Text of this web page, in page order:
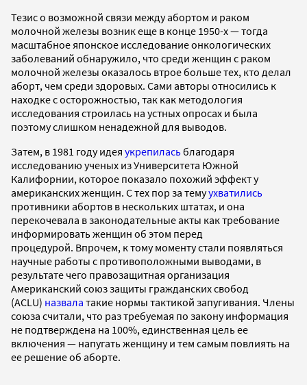
Тезис о возможной связи между абортом и раком
молочной железы возник еще в конце 1950-х — тогда
масштабное японское исследование онкологических
заболеваний обнаружило, что среди женщин с раком
молочной железы оказалось втрое больше тех, кто делал
аборт, чем среди здоровых. Сами авторы относились к
находке с осторожностью, так как методология
исследования строилась на устных опросах и была
поэтому слишком ненадежной для выводов.
Затем, в 1981 году идея укрепиласьблагодаря
исследованию ученых из Университета Южной
Калифорнии, которое показало похожий эффект у
американских женщин. С тех пор за темуухватились
противники абортов в нескольких штатах, и она
перекочевала в законодательные акты как требование
информировать женщин об этом перед
процедурой. Впрочем, к тому моменту стали появляться
научные работы с противоположными выводами, в
результате чего правозащитная организация
Американский союз защиты гражданских свобод
(ACLU) назвала такие нормы тактикой запугивания. Члены
союза считали, что раз требуемая по закону информация
не подтверждена на 100%, единственная цель ее
включения — напугать женщину и тем самым повлиять на
ее решение об аборте.